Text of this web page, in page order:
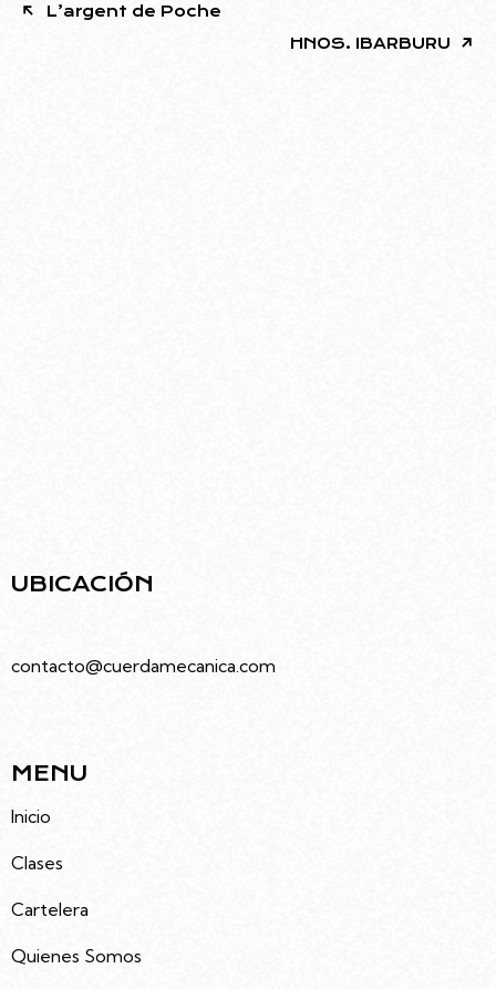
L’argent de Poche
HNOS. IBARBURU
UBICACIÓN
contacto@cuerdamecanica.com
MENU
Inicio
Clases
Cartelera
Quienes Somos